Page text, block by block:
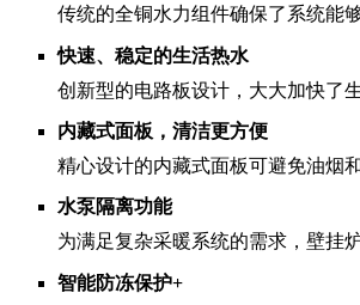
传统的全铜水力组件确保了系统能
快速、稳定的生活热水
创新型的电路板设计，大大加快了
内藏式面板，清洁更方便
精心设计的内藏式面板可避免油烟
水泵隔离功能
为满足复杂采暖系统的需求，壁挂
智能防冻保护+